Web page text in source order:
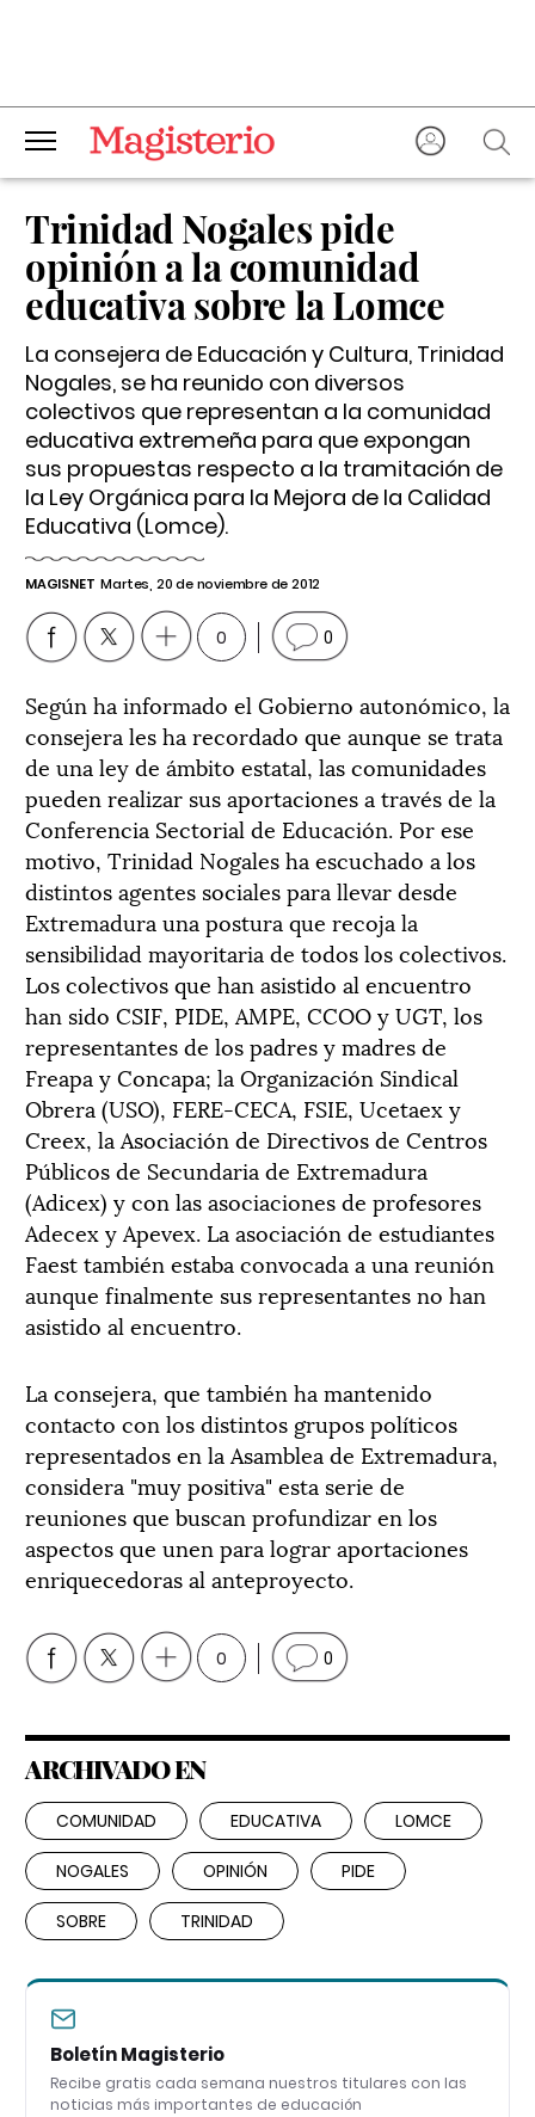
Trinidad Nogales pide
opinión a la comunidad
educativa sobre la Lomce
La consejera de Educación y Cultura, Trinidad
Nogales, se ha reunido con diversos
colectivos que representan a la comunidad
educativa extremeña para que expongan
sus propuestas respecto a la tramitación de
la Ley Orgánica para la Mejora de la Calidad
Educativa (Lomce).
MAGISNET Martes, 20 de noviembre de 2012
0 0
Según ha informado el Gobierno autonómico, la
consejera les ha recordado que aunque se trata
de una ley de ámbito estatal, las comunidades
pueden realizar sus aportaciones a través de la
Conferencia Sectorial de Educación. Por ese
motivo, Trinidad Nogales ha escuchado a los
distintos agentes sociales para llevar desde
Extremadura una postura que recoja la
sensibilidad mayoritaria de todos los colectivos.
Los colectivos que han asistido al encuentro
han sido CSIF, PIDE, AMPE, CCOO y UGT, los
representantes de los padres y madres de
Freapa y Concapa; la Organización Sindical
Obrera (USO), FERE-CECA, FSIE, Ucetaex y
Creex, la Asociación de Directivos de Centros
Públicos de Secundaria de Extremadura
(Adicex) y con las asociaciones de profesores
Adecex y Apevex. La asociación de estudiantes
Faest también estaba convocada a una reunión
aunque finalmente sus representantes no han
asistido al encuentro.
La consejera, que también ha mantenido
contacto con los distintos grupos políticos
representados en la Asamblea de Extremadura,
considera "muy positiva" esta serie de
reuniones que buscan profundizar en los
aspectos que unen para lograr aportaciones
enriquecedoras al anteproyecto.
0 0
ARCHIVADO EN
COMUNIDAD EDUCATIVA LOMCE
NOGALES OPINIÓN PIDE
SOBRE TRINIDAD
Boletín Magisterio
Recibe gratis cada semana nuestros titulares con las
noticias más importantes de educación